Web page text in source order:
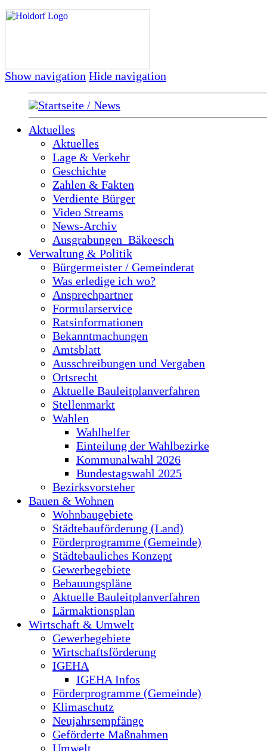
Show navigation Hide navigation
Startseite / News
Aktuelles
Aktuelles
Lage & Verkehr
Geschichte
Zahlen & Fakten
Verdiente Bürger
Video Streams
News-Archiv
Ausgrabungen_Bäkeesch
Verwaltung & Politik
Bürgermeister / Gemeinderat
Was erledige ich wo?
Ansprechpartner
Formularservice
Ratsinformationen
Bekanntmachungen
Amtsblatt
Ausschreibungen und Vergaben
Ortsrecht
Aktuelle Bauleitplanverfahren
Stellenmarkt
Wahlen
Wahlhelfer
Einteilung der Wahlbezirke
Kommunalwahl 2026
Bundestagswahl 2025
Bezirksvorsteher
Bauen & Wohnen
Wohnbaugebiete
Städtebauförderung (Land)
Förderprogramme (Gemeinde)
Städtebauliches Konzept
Gewerbegebiete
Bebauungspläne
Aktuelle Bauleitplanverfahren
Lärmaktionsplan
Wirtschaft & Umwelt
Gewerbegebiete
Wirtschaftsförderung
IGEHA
IGEHA Infos
Förderprogramme (Gemeinde)
Klimaschutz
Neujahrsempfänge
Geförderte Maßnahmen
Umwelt